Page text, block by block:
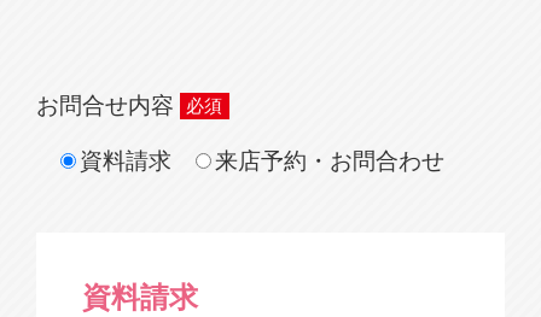
お問合せ内容
資料請求
来店予約・お問合わせ
資料請求